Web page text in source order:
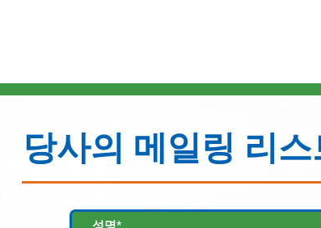
당사의 메일링 리